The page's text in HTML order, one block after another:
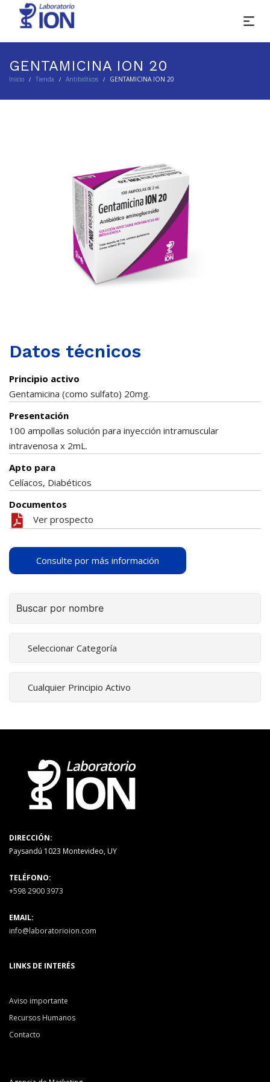
GENTAMICINA ION 20
Inicio / Tienda / Antibióticos / GENTAMICINA ION 20
Datos técnicos
Principio activo
Gentamicina (como sulfato) 20mg.
Presentación
100 ampollas solución para inyección intramuscular
intravenosa x 2mL.
Apto para
Celíacos, Diabéticos
Documentos
Ver prospecto
Consulte por más información
DIRECCIÓN:
Paysandú 1023 Montevideo, UY
TELÉFONO:
+598 2900 3973
EMAIL:
info@laboratorioion.com
LINKS DE INTERÉS
Aviso importante
Recursos Humanos
Contacto